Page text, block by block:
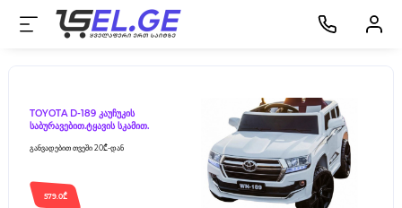
განვადებით თვეში 20₾-დან
განვადებით თვეში 20₾-დან
TOYOTA D-189 კაუჩუკის
საბურავებით.ტყავის სკამით.
განვადებით თვეში 20₾-დან
579.0₾
TOYOTA D-189
საბურავებით.ტყავის
MERCEDESS-BENZ